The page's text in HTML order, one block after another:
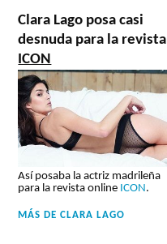
Clara Lago posa casi
desnuda para la revista
ICON
Así posaba la actriz madrileña
para la revista online ICON.
MÁS DECLARA LAGO